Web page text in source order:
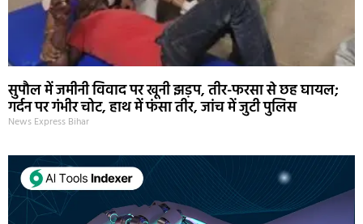
सुपौल में जमीनी विवाद पर खूनी झड़प, तीर-फरसा से छह घायल;
गर्दन पर गंभीर चोट, हाथ में फंसा तीर, जांच में जुटी पुलिस
News Express Bihar